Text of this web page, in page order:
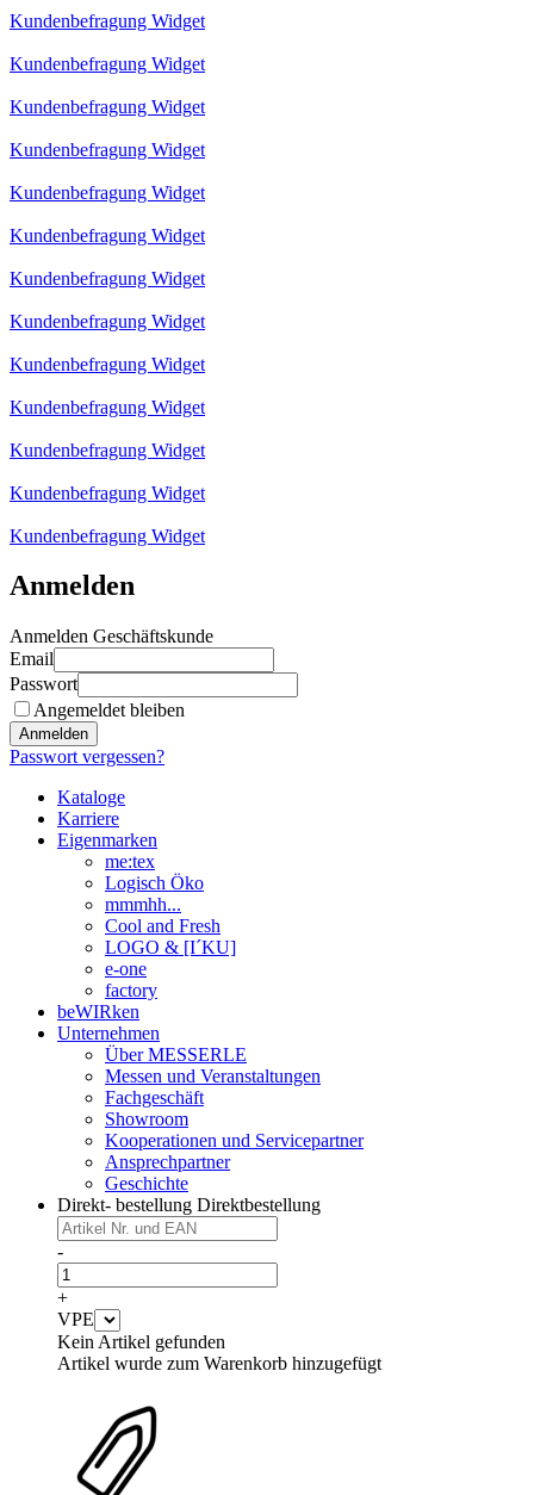
Kundenbefragung Widget
Kundenbefragung Widget
Kundenbefragung Widget
Kundenbefragung Widget
Kundenbefragung Widget
Kundenbefragung Widget
Kundenbefragung Widget
Kundenbefragung Widget
Kundenbefragung Widget
Kundenbefragung Widget
Kundenbefragung Widget
Kundenbefragung Widget
Kundenbefragung Widget
Anmelden
Anmelden Geschäftskunde
Email
Passwort
Angemeldet bleiben
Anmelden
Passwort vergessen?
Kataloge
Karriere
Eigenmarken
me:tex
Logisch Öko
mmmhh...
Cool and Fresh
LOGO & [I´KU]
e-one
factory
beWIRken
Unternehmen
Über MESSERLE
Messen und Veranstaltungen
Fachgeschäft
Showroom
Kooperationen und Servicepartner
Ansprechpartner
Geschichte
Direkt- bestellung Direktbestellung
-
+
VPE
Kein Artikel gefunden
Artikel wurde zum Warenkorb hinzugefügt